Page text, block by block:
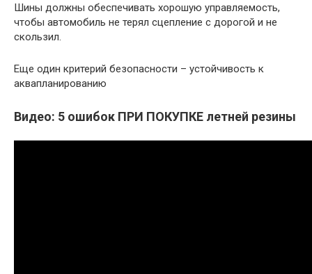
Шины должны обеспечивать хорошую управляемость,
чтобы автомобиль не терял сцепление с дорогой и не
скользил.
Еще один критерий безопасности – устойчивость к
аквапланированию
Видео: 5 ошибок ПРИ ПОКУПКЕ летней резины